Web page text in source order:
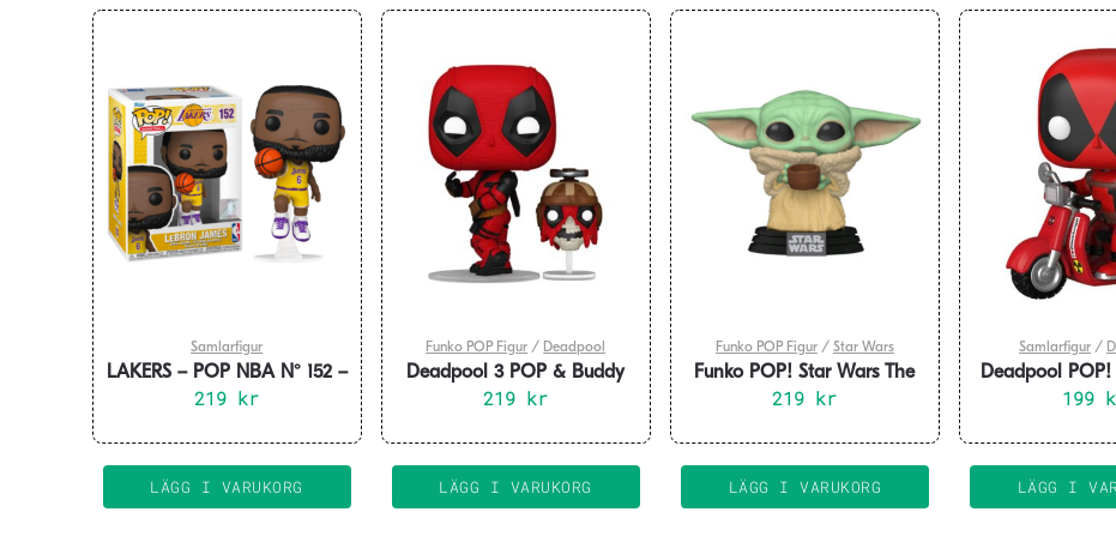
Samlarfigur
LAKERS – POP NBA N° 152 –
LeBron James
219 kr
LÄGG I VARUKORG
Funko POP Figur / Deadpool
Deadpool 3 POP & Buddy
Vinyl Figure Deadpool with
219 kr
LÄGG I VARUKORG
Funko POP Figur/ Star Wars
Funko POP! Star Wars The
Mandalorian The Child
219 kr
LÄGG I VARUKORG
Samlarfigur /
Deadpool POP!
Figure Deadpool
199
LÄGG I